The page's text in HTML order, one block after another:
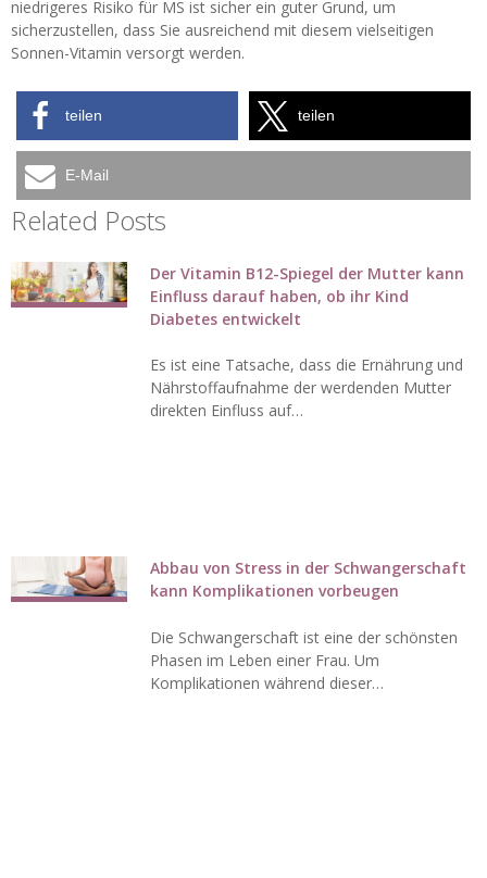
niedrigeres Risiko für MS ist sicher ein guter Grund, um
sicherzustellen, dass Sie ausreichend mit diesem vielseitigen
Sonnen-Vitamin versorgt werden.
teilen teilen
E-Mail
Related Posts
Der Vitamin B12-Spiegel der Mutter kann
Einfluss darauf haben, ob ihr Kind
Diabetes entwickelt
Es ist eine Tatsache, dass die Ernährung und
Nährstoffaufnahme der werdenden Mutter
direkten Einfluss auf…
Abbau von Stress in der Schwangerschaft
kann Komplikationen vorbeugen
Die Schwangerschaft ist eine der schönsten
Phasen im Leben einer Frau. Um
Komplikationen während dieser…